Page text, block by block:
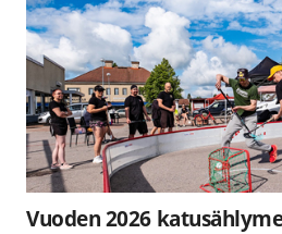
Vuoden 2026